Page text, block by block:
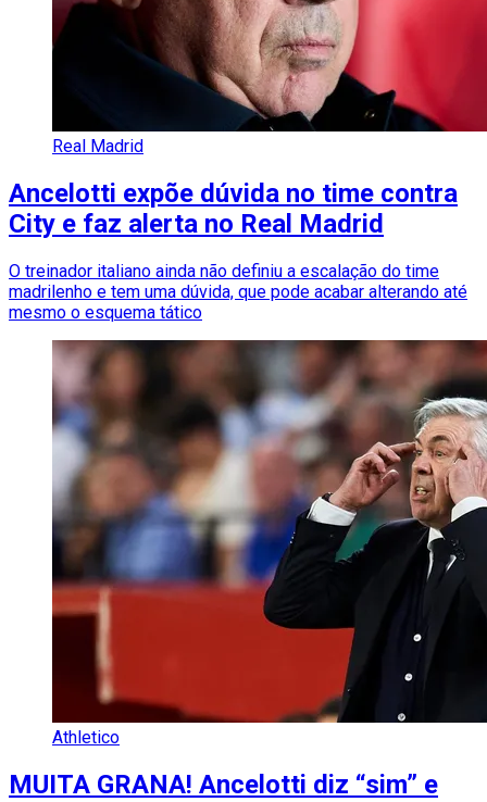
Real Madrid
Ancelotti expõe dúvida no time contra
City e faz alerta no Real Madrid
O treinador italiano ainda não definiu a escalação do time
madrilenho e tem uma dúvida, que pode acabar alterando até
mesmo o esquema tático
Athletico
MUITA GRANA! Ancelotti diz “sim” e